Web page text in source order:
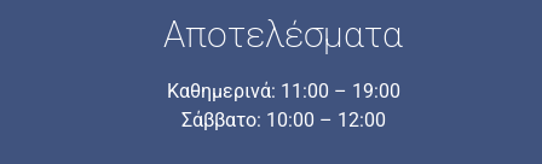
Αποτελέσματα
Καθημερινά: 11:00 – 19:00
Σάββατο: 10:00 – 12:00